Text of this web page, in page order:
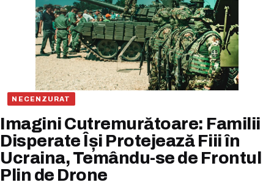
NECENZURAT
Imagini Cutremurătoare: Familii
Disperate Își Protejează Fiii în
Ucraina, Temându-se de Frontul
Plin de Drone